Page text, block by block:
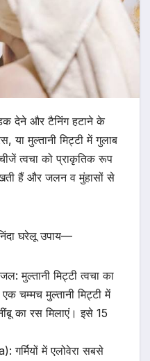
देने और टैनिंग हटाने के
या मुल्तानी मिट्टी में गुलाब
त्वचा को प्राकृतिक रूप
हैं और जलन व मुंहासों से
घरेलू उपाय—
मुल्तानी मिट्टी त्वचा का
चम्मच मुल्तानी मिट्टी में
का रस मिलाएं। इसे 15
गर्मियों में एलोवेरा सबसे